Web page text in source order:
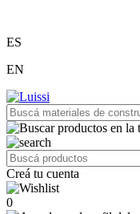
ES
EN
Creá tu cuenta
0